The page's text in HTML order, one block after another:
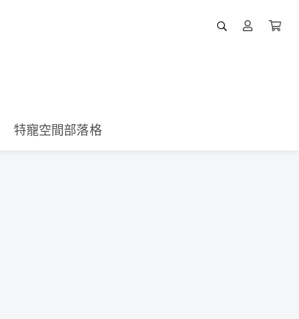
特寵空間部落格